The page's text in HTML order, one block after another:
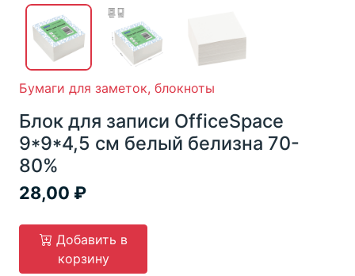
Бумаги для заметок, блокноты
Блок для записи OfficeSpace
9*9*4,5 см белый белизна 70-
80%
28,00
Добавить в
корзину